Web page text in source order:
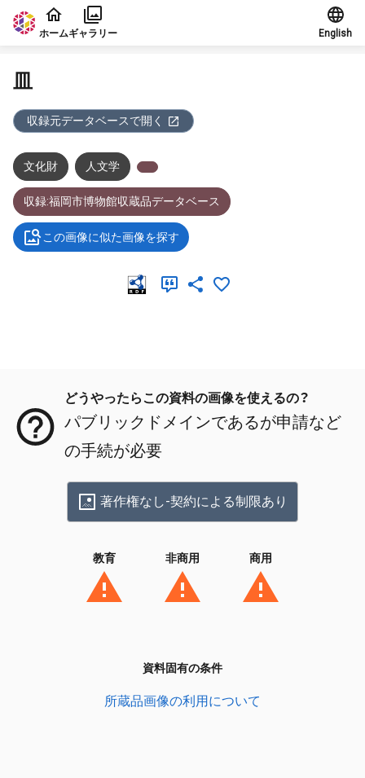
本文に飛ぶ
ホームギャラリー English
皿
収録元データベースで開く
文化財 人文学
収録:福岡市博物館収蔵品データベース
この画像に似た画像を探す
どうやったらこの資料の画像を使えるの？
パブリックドメインであるが申請など
の手続が必要
著作権なし-契約による制限あり
教育 非商用 商用
資料固有の条件
所蔵品画像の利用について